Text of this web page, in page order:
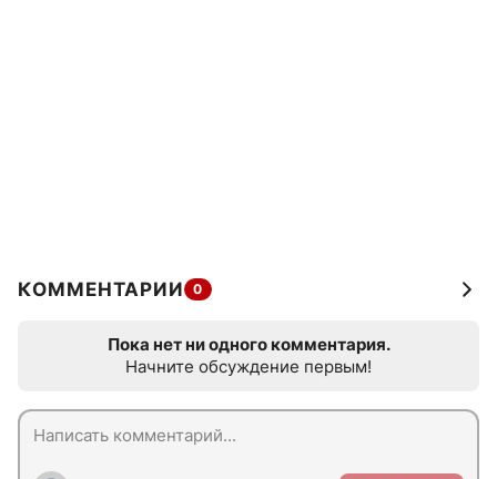
КОММЕНТАРИИ 0
Пока нет ни одного комментария.
Начните обсуждение первым!